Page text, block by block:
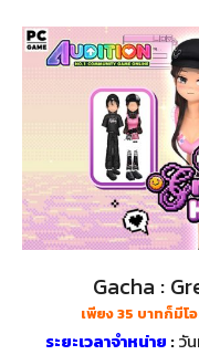
Gacha :
เพียง 35 บาทก็มีโ
ระยะเวลาจำหน่าย :วัน